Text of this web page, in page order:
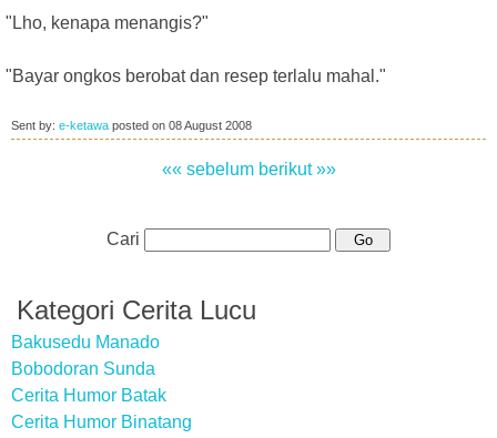
"Lho, kenapa menangis?"
"Bayar ongkos berobat dan resep terlalu mahal."
Sent by: e-ketawa posted on 08 August 2008
«« sebelum berikut »»
Cari
Kategori Cerita Lucu
Bakusedu Manado
Bobodoran Sunda
Cerita Humor Batak
Cerita Humor Binatang